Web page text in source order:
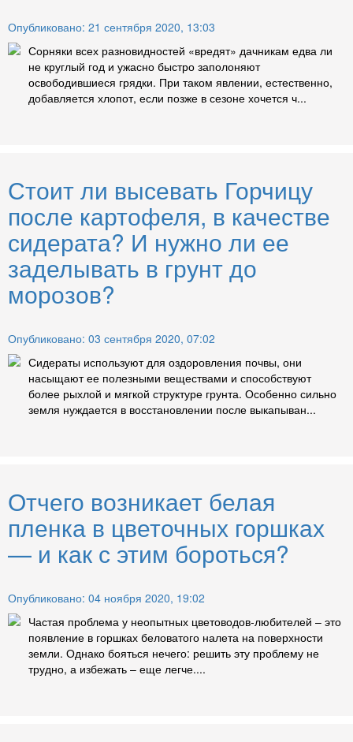
Опубликовано: 21 сентября 2020, 13:03
Сорняки всех разновидностей «вредят» дачникам едва ли
не круглый год и ужасно быстро заполоняют
освободившиеся грядки. При таком явлении, естественно,
добавляется хлопот, если позже в сезоне хочется ч...
Стоит ли высевать Горчицу
после картофеля, в качестве
сидерата? И нужно ли ее
заделывать в грунт до
морозов?
Опубликовано: 03 сентября 2020, 07:02
Сидераты используют для оздоровления почвы, они
насыщают ее полезными веществами и способствуют
более рыхлой и мягкой структуре грунта. Особенно сильно
земля нуждается в восстановлении после выкапыван...
Отчего возникает белая
пленка в цветочных горшках
— и как с этим бороться?
Опубликовано: 04 ноября 2020, 19:02
Частая проблема у неопытных цветоводов-любителей – это
появление в горшках беловатого налета на поверхности
земли. Однако бояться нечего: решить эту проблему не
трудно, а избежать – еще легче....